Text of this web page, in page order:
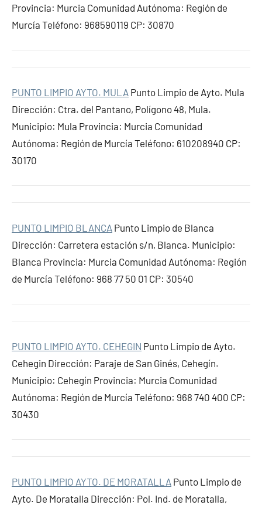
Provincia: Murcia Comunidad Autónoma: Región de
Murcía Teléfono: 968590119 CP: 30870
PUNTO LIMPIO AYTO. MULA Punto Limpio de Ayto. Mula
Dirección: Ctra. del Pantano, Polígono 48, Mula.
Municipio: Mula Provincia: Murcia Comunidad
Autónoma: Región de Murcía Teléfono: 610208940 CP:
30170
PUNTO LIMPIO BLANCA Punto Limpio de Blanca
Dirección: Carretera estación s/n, Blanca. Municipio:
Blanca Provincia: Murcia Comunidad Autónoma: Región
de Murcía Teléfono: 968 77 50 01 CP: 30540
PUNTO LIMPIO AYTO. CEHEGIN Punto Limpio de Ayto.
Cehegin Dirección: Paraje de San Ginés, Cehegín.
Municipio: Cehegín Provincia: Murcia Comunidad
Autónoma: Región de Murcía Teléfono: 968 740 400 CP:
30430
PUNTO LIMPIO AYTO. DE MORATALLA Punto Limpio de
Ayto. De Moratalla Dirección: Pol. Ind. de Moratalla,